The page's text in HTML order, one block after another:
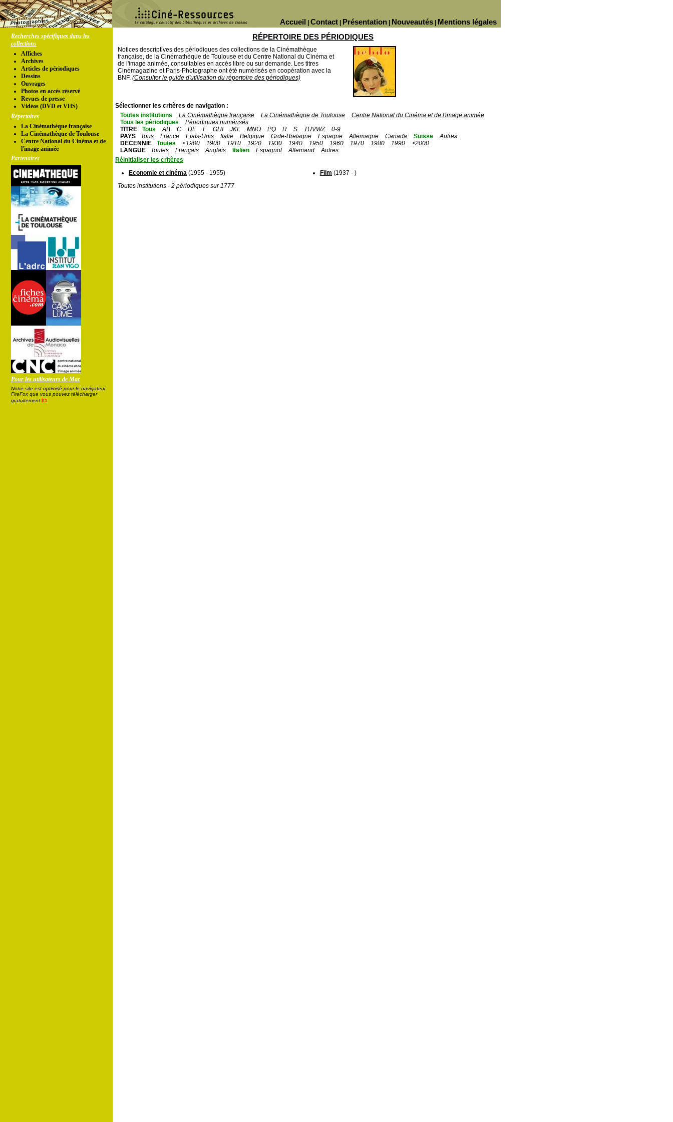
Mentions légales
Nouveautés
Présentation
Contact
Accueil
Recherches spécifiques dans les
collections
Affiches
Archives
Articles de périodiques
Dessins
Ouvrages
Photos en accés réservé
Revues de presse
Vidéos (DVD et VHS)
Répertoires
La Cinémathèque française
La Cinémathèque de Toulouse
Centre National du Cinéma et de
l'image animée
Partenaires
Pour les utilisateurs de Mac
Notre site est optimisé pour le navigateur
FireFox que vous pouvez télécharger
gratuitement ici
RÉPERTOIRE DES PÉRIODIQUES
Notices descriptives des périodiques des collections de la Cinémathèque
française, de la Cinémathèque de Toulouse et du Centre National du Cinéma et
de l'image animée, consultables en accès libre ou sur demande. Les titres
Cinémagazine et Paris-Photographe ont été numérisés en coopération avec la
BNF. (Consulter le guide d'utilisation du répertoire des périodiques)
Sélectionner les critères de navigation :
Toutes institutions
La Cinémathèque française La Cinémathèque de Toulouse
Centre National du Cinéma et de l'image animée
Tous les périodiques
Périodiques numérisés
TITRE
Tous AB C DE F GHI JKL MNO PQ R S TUVWZ
0-9
PAYS
Tous France Etats-Unis Italie Belgique Grde-Bretagne Espagne Allemagne Canada Suisse
Autres
DECENNIE
Toutes <1900 1900 1910 1920 1930 1940 1950 1960 1970 1980 1990
>2000
LANGUE
Toutes Français Anglais Italien Espagnol Allemand
Autres
Réinitialiser les critères
Economie et cinéma (1955 - 1955) Film (1937 - )
Toutes institutions - 2 périodiques sur 1777